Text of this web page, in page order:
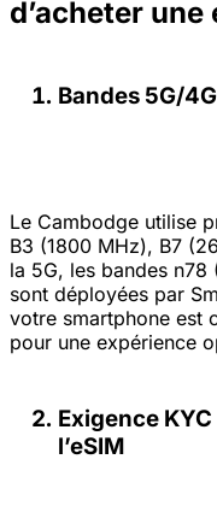
d’acheter une
Bandes 5G/
Le Cambodge utilise
B3 (1800 MHz), B7
la 5G, les bandes
sont déployées par
votre smartphone est
pour une expérience
Exigence
l’eSIM